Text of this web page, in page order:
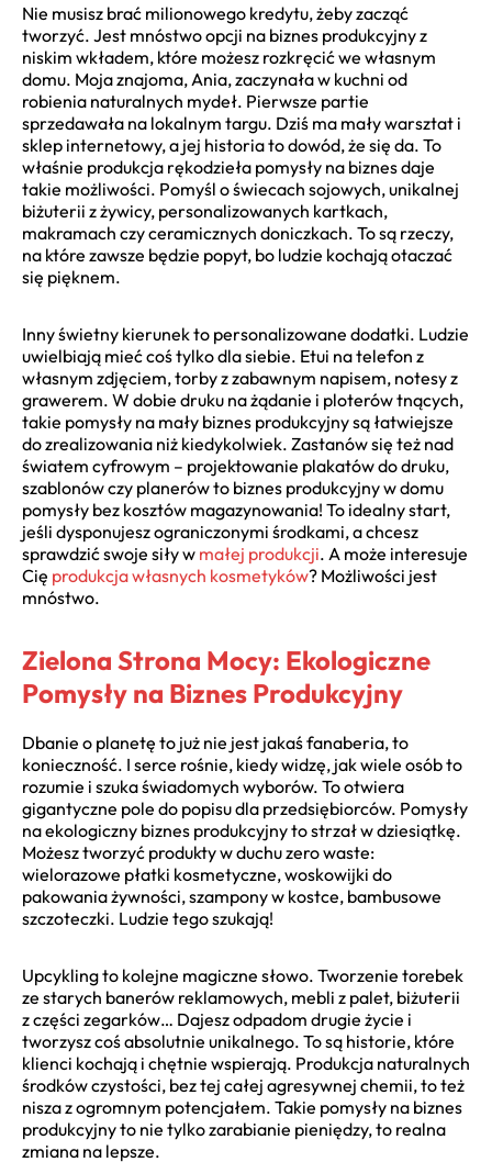
Nie musisz brać milionowego kredytu, żeby zacząć
tworzyć. Jest mnóstwo opcji na biznes produkcyjny z
niskim wkładem, które możesz rozkręcić we własnym
domu. Moja znajoma, Ania, zaczynała w kuchni od
robienia naturalnych mydeł. Pierwsze partie
sprzedawała na lokalnym targu. Dziś ma mały warsztat i
sklep internetowy, a jej historia to dowód, że się da. To
właśnie produkcja rękodzieła pomysły na biznes daje
takie możliwości. Pomyśl o świecach sojowych, unikalnej
biżuterii z żywicy, personalizowanych kartkach,
makramach czy ceramicznych doniczkach. To są rzeczy,
na które zawsze będzie popyt, bo ludzie kochają otaczać
się pięknem.
Inny świetny kierunek to personalizowane dodatki. Ludzie
uwielbiają mieć coś tylko dla siebie. Etui na telefon z
własnym zdjęciem, torby z zabawnym napisem, notesy z
grawerem. W dobie druku na żądanie i ploterów tnących,
takie pomysły na mały biznes produkcyjny są łatwiejsze
do zrealizowania niż kiedykolwiek. Zastanów się też nad
światem cyfrowym – projektowanie plakatów do druku,
szablonów czy planerów to biznes produkcyjny w domu
pomysły bez kosztów magazynowania! To idealny start,
jeśli dysponujesz ograniczonymi środkami, a chcesz
sprawdzić swoje siły w małej produkcji. A może interesuje
Cię produkcja własnych kosmetyków? Możliwości jest
mnóstwo.
Zielona Strona Mocy: Ekologiczne
Pomysły na Biznes Produkcyjny
Dbanie o planetę to już nie jest jakaś fanaberia, to
konieczność. I serce rośnie, kiedy widzę, jak wiele osób to
rozumie i szuka świadomych wyborów. To otwiera
gigantyczne pole do popisu dla przedsiębiorców. Pomysły
na ekologiczny biznes produkcyjny to strzał w dziesiątkę.
Możesz tworzyć produkty w duchu zero waste:
wielorazowe płatki kosmetyczne, woskowijki do
pakowania żywności, szampony w kostce, bambusowe
szczoteczki. Ludzie tego szukają!
Upcykling to kolejne magiczne słowo. Tworzenie torebek
ze starych banerów reklamowych, mebli z palet, biżuterii
z części zegarków… Dajesz odpadom drugie życie i
tworzysz coś absolutnie unikalnego. To są historie, które
klienci kochają i chętnie wspierają. Produkcja naturalnych
środków czystości, bez tej całej agresywnej chemii, to też
nisza z ogromnym potencjałem. Takie pomysły na biznes
produkcyjny to nie tylko zarabianie pieniędzy, to realna
zmiana na lepsze.